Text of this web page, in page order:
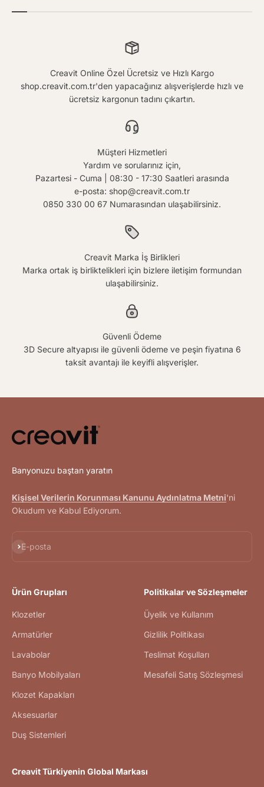
Creavit Online Özel Ücretsiz ve Hızlı Kargo
shop.creavit.com.tr'den yapacağınız alışverişlerde hızlı ve
ücretsiz kargonun tadını çıkartın.
Müşteri Hizmetleri
Yardım ve sorularınız için,
Pazartesi - Cuma | 08:30 - 17:30 Saatleri arasında
e-posta: shop@creavit.com.tr
0850 330 00 67 Numarasından ulaşabilirsiniz.
Creavit Marka İş Birlikleri
Marka ortak iş birliktelikleri için bizlere iletişim formundan
ulaşabilirsiniz.
Güvenli Ödeme
3D Secure altyapısı ile güvenli ödeme ve peşin fiyatına 6
taksit avantajı ile keyifli alışverişler.
Banyonuzu baştan yaratın
Kişisel Verilerin Korunması Kanunu Aydınlatma Metni'ni
Okudum ve Kabul Ediyorum.
E-posta
Abone ol
Ürün Grupları
Klozetler
Armatürler
Lavabolar
Banyo Mobilyaları
Klozet Kapakları
Aksesuarlar
Duş Sistemleri
Creavit Türkiyenin Global Markası
Politikalar ve Sözleşmeler
Üyelik ve Kullanım
Gizlilik Politikası
Teslimat Koşulları
Mesafeli Satış Sözleşmesi